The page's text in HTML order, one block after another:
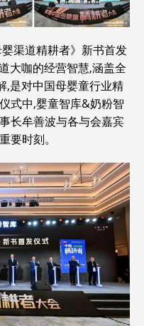
渠道精耕者》新书首发
大咖的经营智慧,涵盖全
,是对中国母婴童行业精
式中,婴童智库&奶粉智
长牟善波与各与会嘉宾
要时刻。